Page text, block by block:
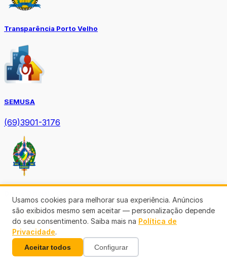
Transparência Porto Velho
SEMUSA
(69)3901-3176
Usamos cookies para melhorar sua experiência. Anúncios
são exibidos mesmo sem aceitar — personalização depende
do seu consentimento. Saiba mais na Política de
Privacidade.
Aceitar todos Configurar